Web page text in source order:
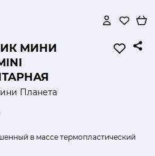
МИНИ
Планета
в массе термопластический